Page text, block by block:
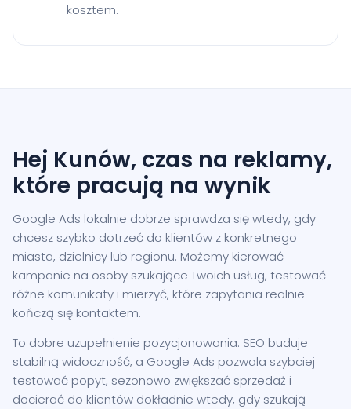
kosztem.
Hej Kunów, czas na reklamy,
które pracują na wynik
Google Ads lokalnie dobrze sprawdza się wtedy, gdy
chcesz szybko dotrzeć do klientów z konkretnego
miasta, dzielnicy lub regionu. Możemy kierować
kampanie na osoby szukające Twoich usług, testować
różne komunikaty i mierzyć, które zapytania realnie
kończą się kontaktem.
To dobre uzupełnienie pozycjonowania: SEO buduje
stabilną widoczność, a Google Ads pozwala szybciej
testować popyt, sezonowo zwiększać sprzedaż i
docierać do klientów dokładnie wtedy, gdy szukają